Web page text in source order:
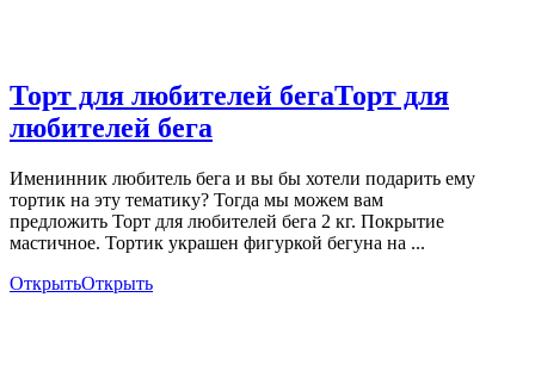
Торт для любителей бегаТорт для
любителей бега
Именинник любитель бега и вы бы хотели подарить ему
тортик на эту тематику? Тогда мы можем вам
предложить Торт для любителей бега 2 кг. Покрытие
мастичное. Тортик украшен фигуркой бегуна на ...
ОткрытьОткрыть